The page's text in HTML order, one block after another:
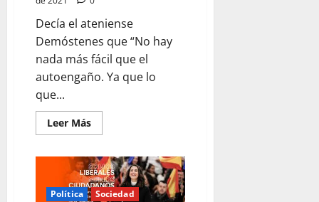
Decía el ateniense
Demóstenes que “No hay
nada más fácil que el
autoengaño. Ya que lo
que...
Leer MásLeer
más
ELECCIONES
EN
MADRID,
NADA
Política Sociedad